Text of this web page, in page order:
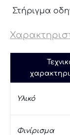
Στήριγμα
Υλικό
Φινίρισμα